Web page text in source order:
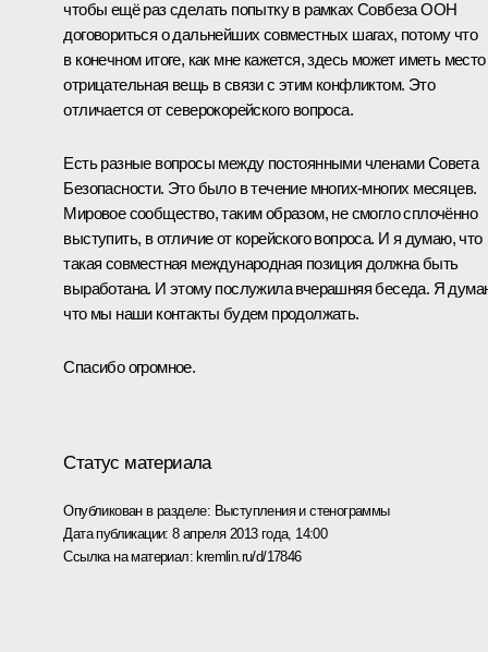
чтобы ещё раз сделать попытку в рамках Совбеза ООН
договориться о дальнейших совместных шагах, потому что
в конечном итоге, как мне кажется, здесь может иметь место
отрицательная вещь в связи с этим конфликтом. Это
отличается от северокорейского вопроса.
Есть разные вопросы между постоянными членами Совета
Безопасности. Это было в течение многих-многих месяцев.
Мировое сообщество, таким образом, не смогло сплочённо
выступить, в отличие от корейского вопроса. И я думаю, что
такая совместная международная позиция должна быть
выработана. И этому послужила вчерашняя беседа. Я
что мы наши контакты будем продолжать.
Спасибо огромное.
Статус материала
Опубликован в разделе: Выступления и стенограммы
Дата публикации:8 апреля 2013 года, 14:00
Ссылка на материал:kremlin.ru/d/17846